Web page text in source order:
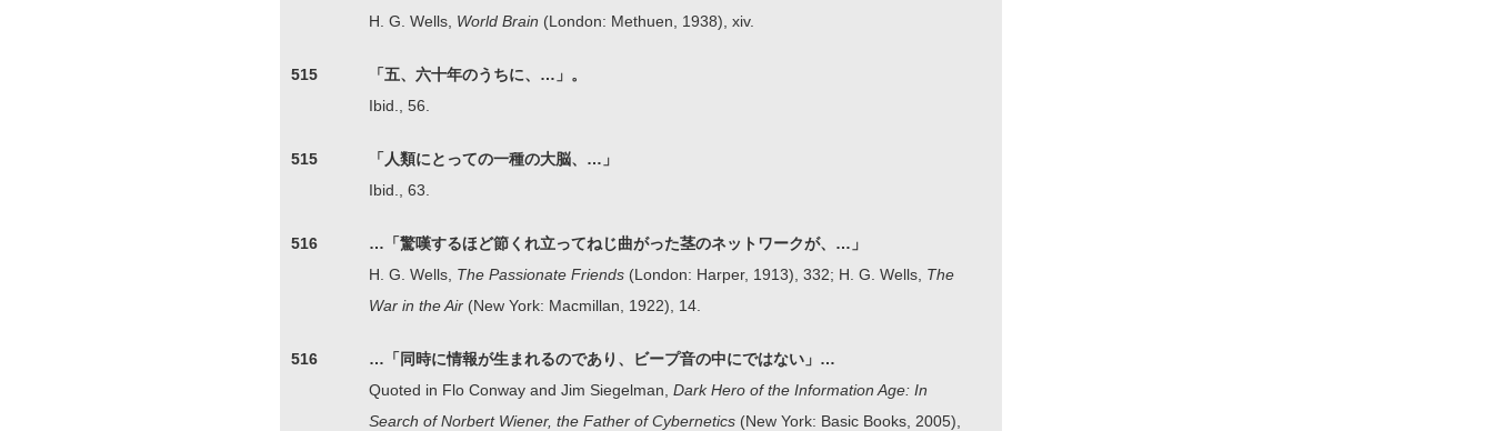
H. G. Wells, World Brain (London: Methuen, 1938), xiv.
515
「五、六十年のうちに、…」。
Ibid., 56.
515
「人類にとっての一種の大脳、…」
Ibid., 63.
516
…「驚嘆するほど節くれ立ってねじ曲がった茎のネットワークが、…」
H. G. Wells, The Passionate Friends (London: Harper, 1913), 332; H. G. Wells, The
War in the Air (New York: Macmillan, 1922), 14.
516
…「同時に情報が生まれるのであり、ビープ音の中にではない」…
Quoted in Flo Conway and Jim Siegelman, Dark Hero of the Information Age: In
Search of Norbert Wiener, the Father of Cybernetics (New York: Basic Books, 2005),